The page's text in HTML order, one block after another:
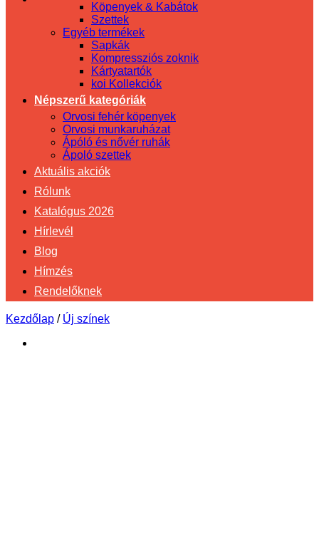
Köpenyek & Kabátok
Szettek
Egyéb termékek
Sapkák
Kompressziós zoknik
Kártyatartók
koi Kollekciók
Népszerű kategóriák
Orvosi fehér köpenyek
Orvosi munkaruházat
Ápóló és nővér ruhák
Ápoló szettek
Aktuális akciók
Rólunk
Katalógus 2026
Hírlevél
Blog
Hímzés
Rendelőknek
Kezdőlap / Új színek